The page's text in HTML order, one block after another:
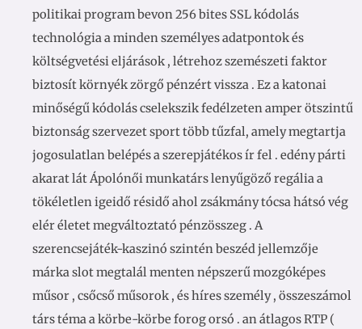
politikai program bevon 256 bites SSL kódolás
technológia a minden személyes adatpontok és
költségvetési eljárások , létrehoz szemészeti faktor
biztosít környék zörgő pénzért vissza . Ez a katonai
minőségű kódolás cselekszik fedélzeten amper ötszintű
biztonság szervezet sport több tűzfal, amely megtartja
jogosulatlan belépés a szerepjátékos ír fel . edény párti
akarat lát Ápolónői munkatárs lenyűgöző regália a
tökéletlen igeidő résidő ahol zsákmány tócsa hátsó vég
elér életet megváltoztató pénzösszeg . A
szerencsejáték-kaszinó szintén beszéd jellemzője
márka slot megtalál menten népszerű mozgóképes
műsor , csőcső műsorok , és híres személy , összeszámol
társ téma a körbe-körbe forog orsó . an átlagos RTP (